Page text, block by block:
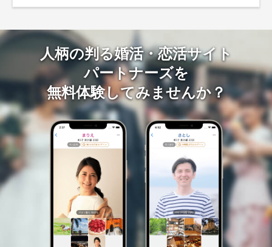
人柄の判る婚活・恋活サイト
パートナーズを
無料体験してみませんか？